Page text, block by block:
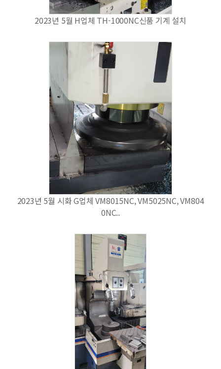
2023년 5월 H업체 TH-1000NC신품 기계 설치
2023년 5월 시화 G업체 VM8015NC, VM5025NC, VM804
0NC..